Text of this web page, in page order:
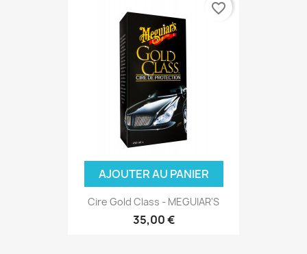
AJOUTER AU PANIER
Cire Gold Class - MEGUIAR'S
35,00 €
favorite_border